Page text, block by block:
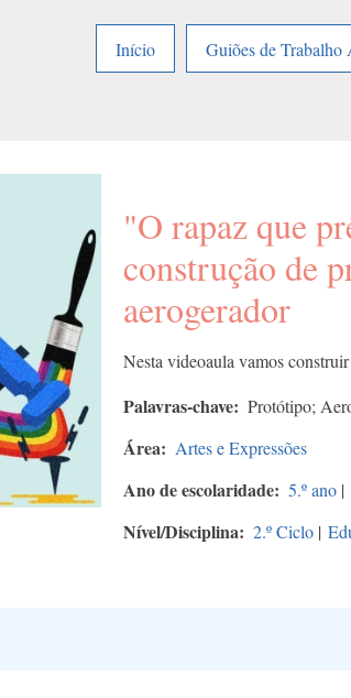
Início
Guiões de Trabalho
"O rapaz que
construção de
aerogerador
Nesta videoaula vamos
Palavras-chave Protótipo;
Área Artes e Expressões
Ano de escolaridade 5.º ano |
Nível/Disciplina 2.º Ciclo |